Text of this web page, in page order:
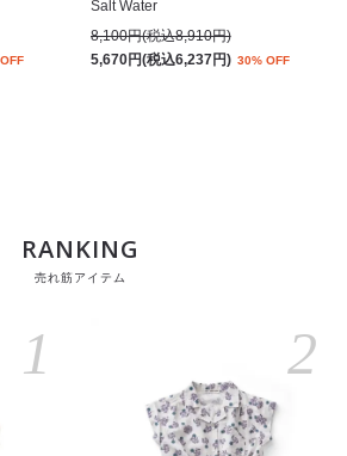
Salt Water
8,100円(税込8,910円)
5,670円(税込6,237円) 30% OFF
RANKING
売れ筋アイテム
1 2